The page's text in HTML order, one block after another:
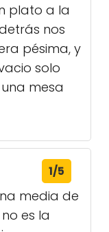
plato a la
nos
pésima, y
solo
mesa
1/5
media de
es la